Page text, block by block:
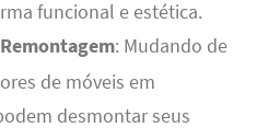
funcional e estética.
: Mudando de
de móveis em
desmontar seus